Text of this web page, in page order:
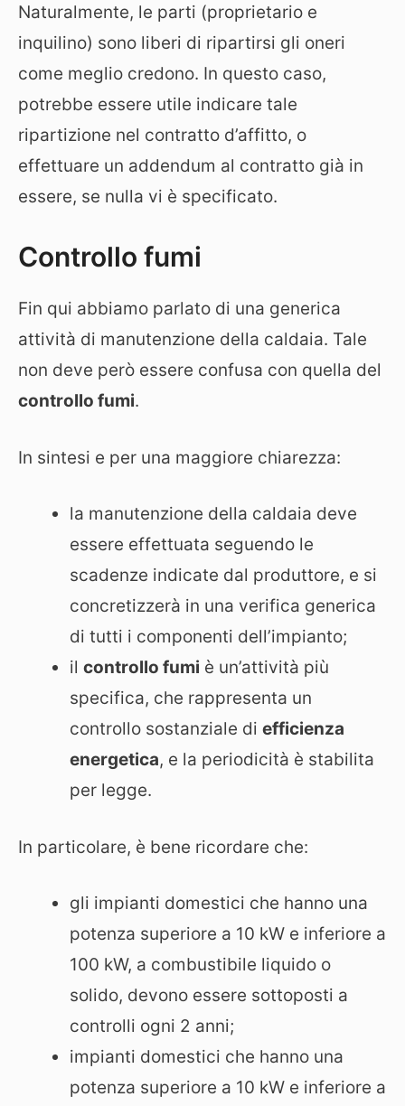
Naturalmente, le parti (proprietario e
inquilino) sono liberi di ripartirsi gli oneri
come meglio credono. In questo caso,
potrebbe essere utile indicare tale
ripartizione nel contratto d’affitto, o
effettuare un addendum al contratto già in
essere, se nulla vi è specificato.
Controllo fumi
Fin qui abbiamo parlato di una generica
attività di manutenzione della caldaia. Tale
non deve però essere confusa con quella del
controllo fumi.
In sintesi e per una maggiore chiarezza:
la manutenzione della caldaia deve
essere effettuata seguendo le
scadenze indicate dal produttore, e si
concretizzerà in una verifica generica
di tutti i componenti dell’impianto;
il controllo fumi è un’attività più
specifica, che rappresenta un
controllo sostanziale di efficienza
energetica, e la periodicità è stabilita
per legge.
In particolare, è bene ricordare che:
gli impianti domestici che hanno una
potenza superiore a 10 kW e inferiore a
100 kW, a combustibile liquido o
solido, devono essere sottoposti a
controlli ogni 2 anni;
impianti domestici che hanno una
potenza superiore a 10 kW e inferiore a